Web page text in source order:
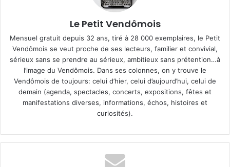
Le Petit Vendômois
Mensuel gratuit depuis 32 ans, tiré à 28 000 exemplaires, le Petit
Vendômois se veut proche de ses lecteurs, familier et convivial,
sérieux sans se prendre au sérieux, ambitieux sans prétention…à
l’image du Vendômois. Dans ses colonnes, on y trouve le
Vendômois de toujours: celui d’hier, celui d’aujourd’hui, celui de
demain (agenda, spectacles, concerts, expositions, fêtes et
manifestations diverses, informations, échos, histoires et
curiosités).